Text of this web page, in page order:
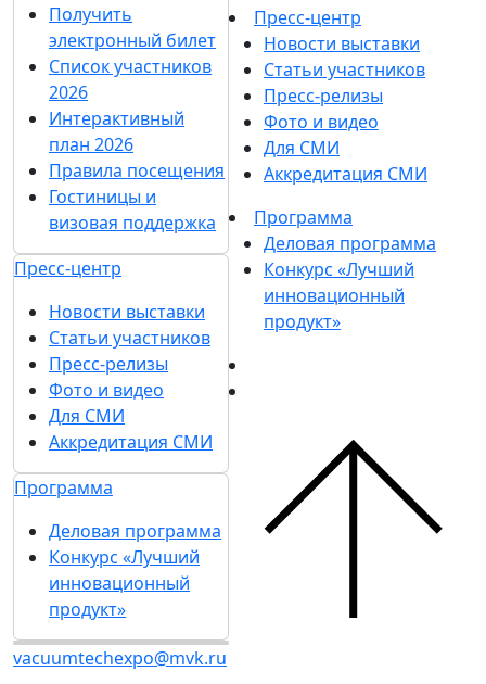
Получить
электронный билет
Список участников
2026
Интерактивный
план 2026
Правила посещения
Гостиницы и
визовая поддержка
Пресс-центр
Новости выставки
Статьи участников
Пресс-релизы
Фото и видео
Для СМИ
Аккредитация СМИ
Программа
Деловая программа
Конкурс «Лучший
инновационный
продукт»
vacuumtechexpo@mvk.ru
Пресс-центр
Новости выставки
Статьи участников
Пресс-релизы
Фото и видео
Для СМИ
Аккредитация СМИ
Программа
Деловая программа
Конкурс «Лучший
инновационный
продукт»